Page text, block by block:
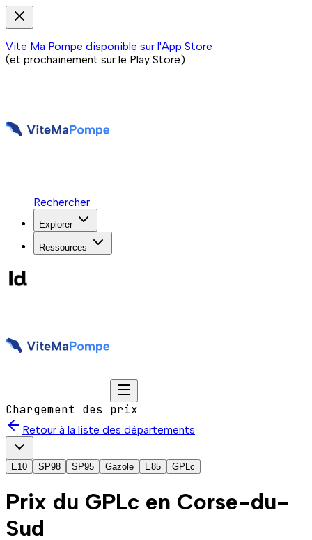
Vite Ma Pompe disponible sur l'App Store
(et prochainement sur le Play Store)
Rechercher
Explorer
Ressources
Chargement des prix
Retour à la liste des départements
E10 SP98 SP95 Gazole E85 GPLc
Prix du GPLc en Corse-du-
Sud